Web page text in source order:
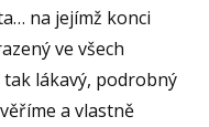
na jejímž konci
ve všech
tak lákavý, podrobný
a vlastně